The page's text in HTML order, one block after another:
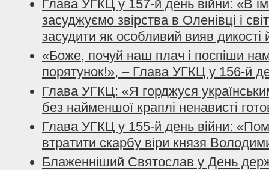
Глава УГКЦ у 157-й день війни: «В
засуджуємо звірства в Оленівці і
засудити як особливий вияв дикості
«Боже, почуй наш плач і поспіши
порятунок!», – Глава УГКЦ у 156-й
Глава УГКЦ: «Я горджуся
без найменшої краплі ненависті
Глава УГКЦ у 155-й день війни:
втратити скарбу віри князя
Блаженніший Святослав у День